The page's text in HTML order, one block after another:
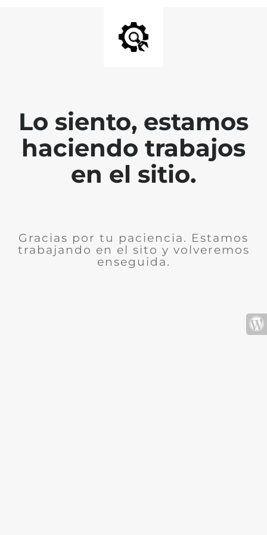
Lo siento, estamos
haciendo trabajos
en el sitio.
Gracias por tu paciencia. Estamos
trabajando en el sito y volveremos
enseguida.